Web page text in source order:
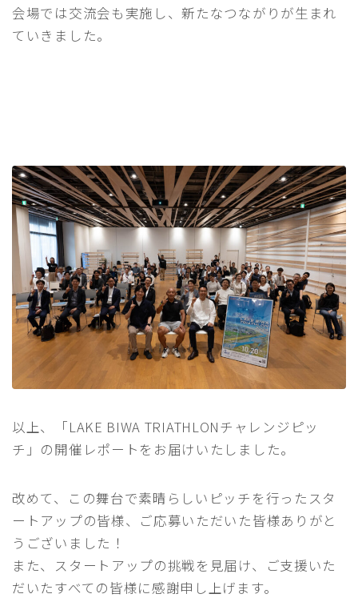
会場では交流会も実施し、新たなつながりが生まれ
ていきました。
以上、「LAKE BIWA TRIATHLONチャレンジピッ
チ」の開催レポートをお届けいたしました。
改めて、この舞台で素晴らしいピッチを行ったスタ
ートアップの皆様、ご応募いただいた皆様ありがと
うございました！
また、スタートアップの挑戦を見届け、ご支援いた
だいたすべての皆様に感謝申し上げます。